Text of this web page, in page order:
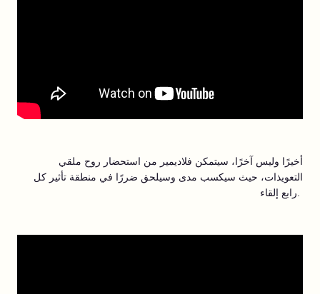
أخيرًا وليس آخرًا، سيتمكن فلاديمير من استحضار روح ملقي
التعويذات، حيث سيكسب مدى وسيلحق ضررًا في منطقة تأثير كل